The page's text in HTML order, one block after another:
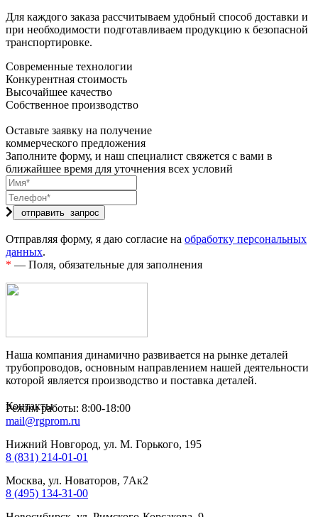
Для каждого заказа рассчитываем удобный способ доставки и
при необходимости подготавливаем продукцию к безопасной
транспортировке.
Современные технологии
Конкурентная стоимость
Высочайшее качество
Собственное производство
Оставьте заявку на получение
коммерческого предложения
Заполните форму, и наш специалист свяжется с вами в
ближайшее время для уточнения всех условий
Отправляя форму, я даю согласие на обработку персональных
данных.
* — Поля, обязательные для заполнения
Наша компания динамично развивается на рынке деталей
трубопроводов, основным направлением нашей деятельности
которой является производство и поставка деталей.
Контакты
Режим работы: 8:00-18:00
mail@rgprom.ru
Нижний Новгород, ул. М. Горького, 195
8 (831) 214-01-01
Москва, ул. Новаторов, 7Ак2
8 (495) 134-31-00